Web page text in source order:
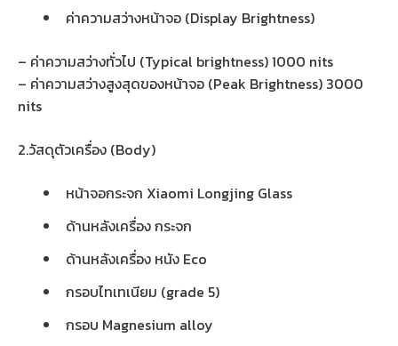
ค่าความสว่างหน้าจอ (Display Brightness)
– ค่าความสว่างทั่วไป (Typical brightness) 1000 nits
– ค่าความสว่างสูงสุดของหน้าจอ (Peak Brightness) 3000
nits
2.วัสดุตัวเครื่อง (Body)
หน้าจอกระจก Xiaomi Longjing Glass
ด้านหลังเครื่อง กระจก
ด้านหลังเครื่อง หนัง Eco
กรอบไทเทเนียม (grade 5)
กรอบ Magnesium alloy